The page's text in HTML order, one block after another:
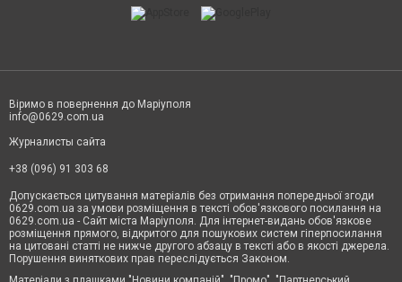
Віримо в повернення до Маріуполя
info@0629.com.ua
Журналисты сайта
+38 (096) 91 303 68
Допускається цитування матеріалів без отримання попередньої згоди
0629.com.ua за умови розміщення в тексті обов'язкового посилання на
0629.com.ua - Сайт міста Маріуполя. Для інтернет-видань обов'язкове
розміщення прямого, відкритого для пошукових систем гіперпосилання
на цитовані статті не нижче другого абзацу в тексті або в якості джерела.
Порушення виняткових прав переслідується Законом.